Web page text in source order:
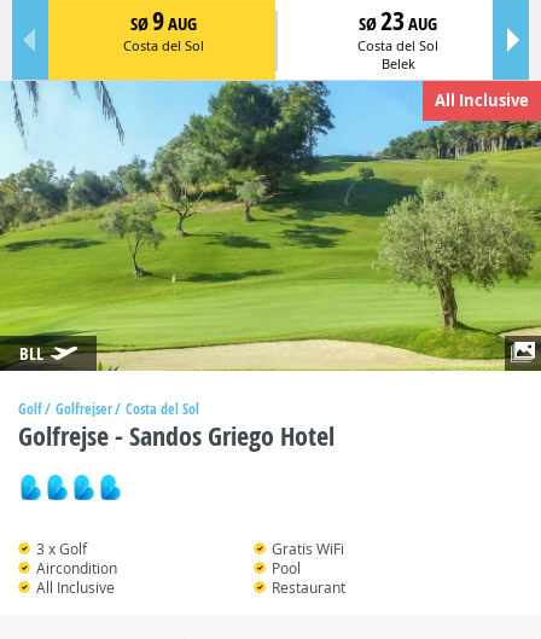
SØ9AUG
Costa del Sol
SØ23AUG
Costa del Sol
Belek
All Inclusive
BLL
Golf Golfrejser Costa del Sol
Golfrejse - Sandos Griego Hotel
3 x Golf
Aircondition
All Inclusive
Gratis WiFi
Pool
Restaurant